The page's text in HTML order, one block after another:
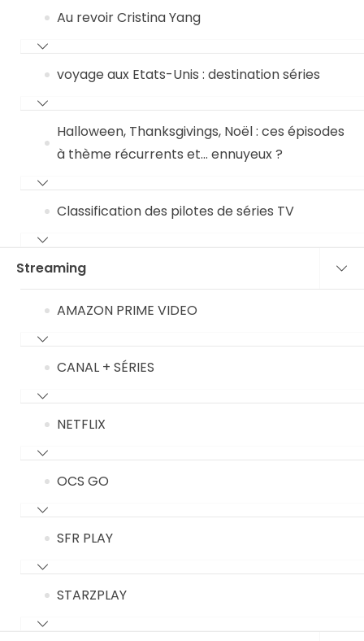
Au revoir Cristina Yang
voyage aux Etats-Unis : destination séries
Halloween, Thanksgivings, Noël : ces épisodes
à thème récurrents et… ennuyeux ?
Classification des pilotes de séries TV
Streaming
AMAZON PRIME VIDEO
CANAL + SÉRIES
NETFLIX
OCS GO
SFR PLAY
STARZPLAY